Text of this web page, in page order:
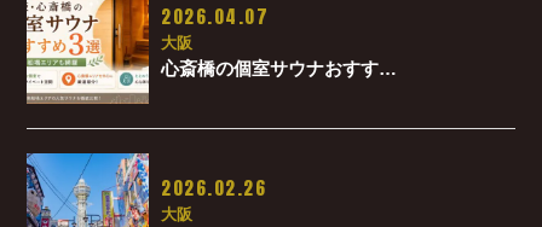
2026.04.07
大阪
心斎橋の個室サウナおすす…
2026.02.26
大阪